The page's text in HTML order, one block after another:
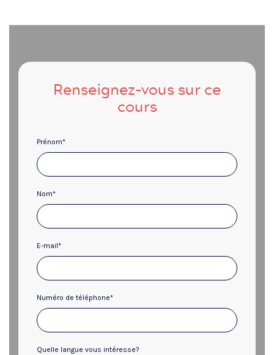
Renseignez-vous sur ce
cours
Prénom*
Nom*
E-mail*
Numéro de téléphone*
Quelle langue vous intéresse?